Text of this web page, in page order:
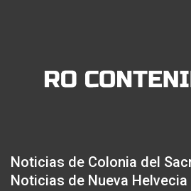
Noticias de Colonia del
Noticias de Nueva